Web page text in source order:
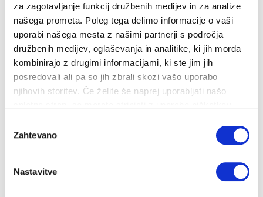
za zagotavljanje funkcij družbenih medijev in za analize
našega prometa. Poleg tega delimo informacije o vaši
uporabi našega mesta z našimi partnerji s področja
družbenih medijev, oglaševanja in analitike, ki jih morda
kombinirajo z drugimi informacijami, ki ste jim jih
posredovali ali pa so jih zbrali skozi vašo uporabo
njihovih storitev. Če želite še naprej uporabljati našo
soglasja
Zahtevano
Nastavitve
18. 11. 2022
PrihrankiEnergija
Varčujemo lahko tudi pri kuhanju in pečenju. Poglejmo nekaj
ukrepov, s katerimi lahko prih...